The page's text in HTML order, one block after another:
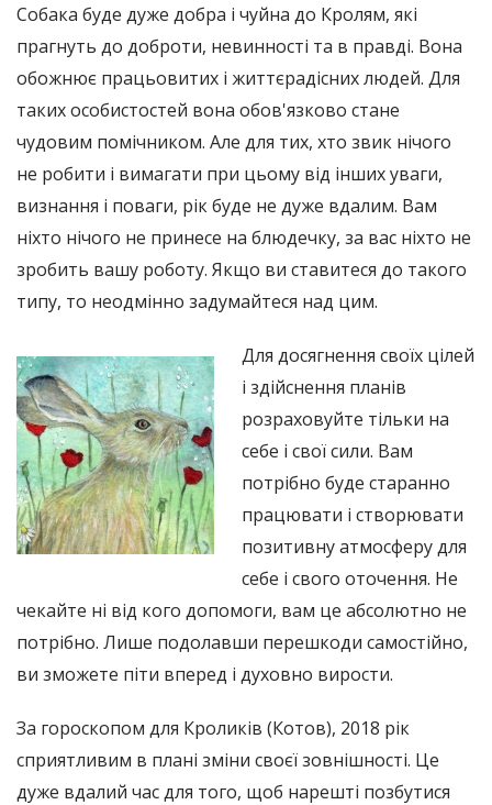
Собака буде дуже добра і чуйна до Кролям, які
прагнуть до доброти, невинності та в правді. Вона
обожнює працьовитих і життєрадісних людей. Для
таких особистостей вона обов'язково стане
чудовим помічником. Але для тих, хто звик нічого
не робити і вимагати при цьому від інших уваги,
визнання і поваги, рік буде не дуже вдалим. Вам
ніхто нічого не принесе на блюдечку, за вас ніхто не
зробить вашу роботу. Якщо ви ставитеся до такого
типу, то неодмінно задумайтеся над цим.
Для досягнення своїх цілей
і здійснення планів
розраховуйте тільки на
себе і свої сили. Вам
потрібно буде старанно
працювати і створювати
позитивну атмосферу для
себе і свого оточення. Не
чекайте ні від кого допомоги, вам це абсолютно не
потрібно. Лише подолавши перешкоди самостійно,
ви зможете піти вперед і духовно вирости.
За гороскопом для Кроликів (Котов), 2018 рік
сприятливим в плані зміни своєї зовнішності. Це
дуже вдалий час для того, щоб нарешті позбутися